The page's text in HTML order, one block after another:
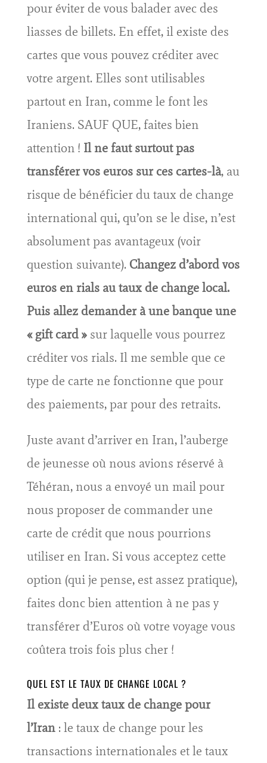
pour éviter de vous balader avec des
liasses de billets. En effet, il existe des
cartes que vous pouvez créditer avec
votre argent. Elles sont utilisables
partout en Iran, comme le font les
Iraniens. SAUF QUE, faites bien
attention ! Il ne faut surtout pas
transférer vos euros sur ces cartes-là, au
risque de bénéficier du taux de change
international qui, qu’on se le dise, n’est
absolument pas avantageux (voir
question suivante). Changez d’abord vos
euros en rials au taux de change local.
Puis allez demander à une banque une
« gift card »sur laquelle vous pourrez
créditer vos rials. Il me semble que ce
type de carte ne fonctionne que pour
des paiements, par pour des retraits.
Juste avant d’arriver en Iran, l’auberge
de jeunesse où nous avions réservé à
Téhéran, nous a envoyé un mail pour
nous proposer de commander une
carte de crédit que nous pourrions
utiliser en Iran. Si vous acceptez cette
option (qui je pense, est assez pratique),
faites donc bien attention à ne pas y
transférer d’Euros où votre voyage vous
coûtera trois fois plus cher !
QUEL EST LE TAUX DE CHANGE LOCAL ?
Il existe deux taux de change pour
l’Iran: le taux de change pour les
transactions internationales et le taux